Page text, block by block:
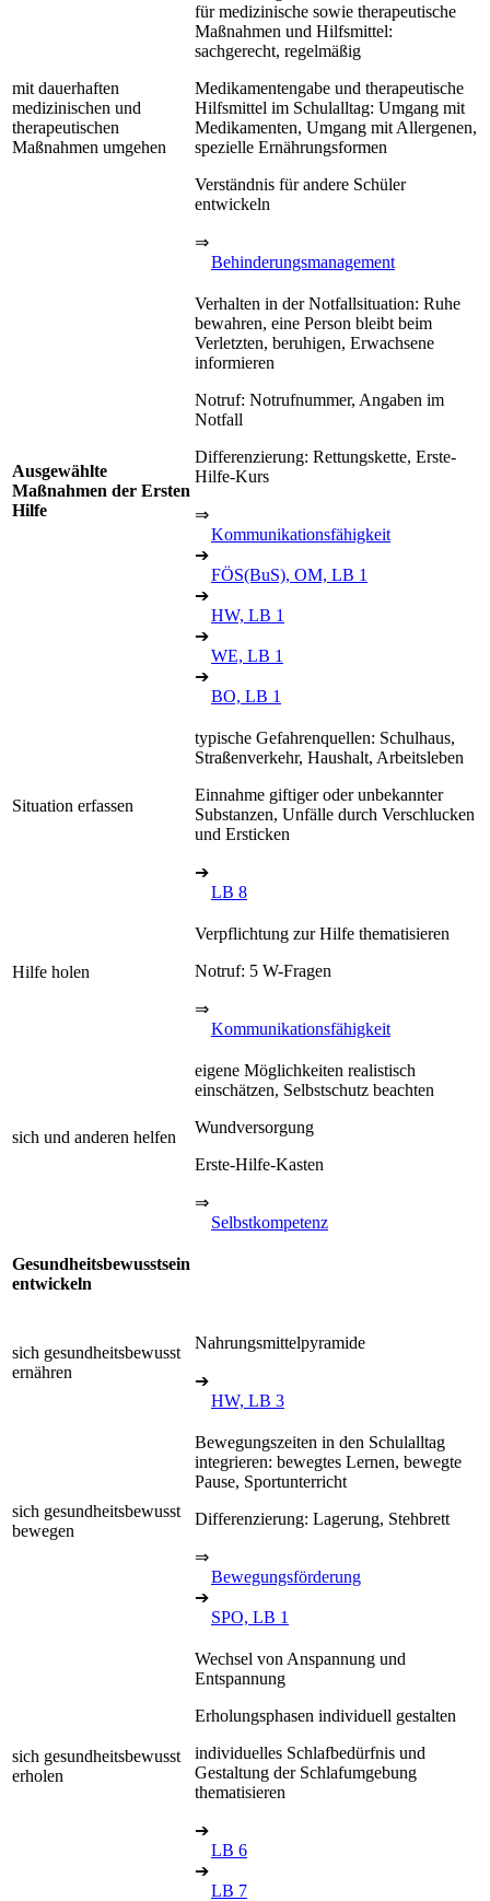
mit dauerhaften
medizinischen und
therapeutischen
Maßnahmen umgehen
für medizinische sowie therapeutische
Maßnahmen und Hilfsmittel:
sachgerecht, regelmäßig
Medikamentengabe und therapeutische
Hilfsmittel im Schulalltag: Umgang mit
Medikamenten, Umgang mit Allergenen,
spezielle Ernährungsformen
Verständnis für andere Schüler
entwickeln
⇒
Behinderungsmanagement
Ausgewählte
Maßnahmen der Ersten
Hilfe
Verhalten in der Notfallsituation: Ruhe
bewahren, eine Person bleibt beim
Verletzten, beruhigen, Erwachsene
informieren
Notruf: Notrufnummer, Angaben im
Notfall
Differenzierung: Rettungskette, Erste-
Hilfe-Kurs
⇒
Kommunikationsfähigkeit
➔
FÖS(BuS), OM, LB 1
➔
HW, LB 1
➔
WE, LB 1
➔
BO, LB 1
Situation erfassen
typische Gefahrenquellen: Schulhaus,
Straßenverkehr, Haushalt, Arbeitsleben
Einnahme giftiger oder unbekannter
Substanzen, Unfälle durch Verschlucken
und Ersticken
➔
LB 8
Hilfe holen
Verpflichtung zur Hilfe thematisieren
Notruf: 5 W-Fragen
⇒
Kommunikationsfähigkeit
sich und anderen helfen
eigene Möglichkeiten realistisch
einschätzen, Selbstschutz beachten
Wundversorgung
Erste-Hilfe-Kasten
⇒
Selbstkompetenz
Gesundheitsbewusstsein
entwickeln
sich gesundheitsbewusst
ernähren
Nahrungsmittelpyramide
➔
HW, LB 3
sich gesundheitsbewusst
bewegen
Bewegungszeiten in den Schulalltag
integrieren: bewegtes Lernen, bewegte
Pause, Sportunterricht
Differenzierung: Lagerung, Stehbrett
⇒
Bewegungsförderung
➔
SPO, LB 1
sich gesundheitsbewusst
erholen
Wechsel von Anspannung und
Entspannung
Erholungsphasen individuell gestalten
individuelles Schlafbedürfnis und
Gestaltung der Schlafumgebung
thematisieren
➔
LB 6
➔
LB 7